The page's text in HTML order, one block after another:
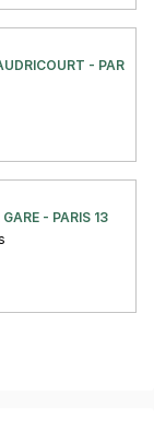
- PARIS 13
- PARIS 13